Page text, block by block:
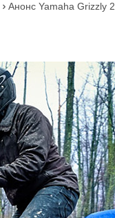
 Анонс Yamaha Grizzly